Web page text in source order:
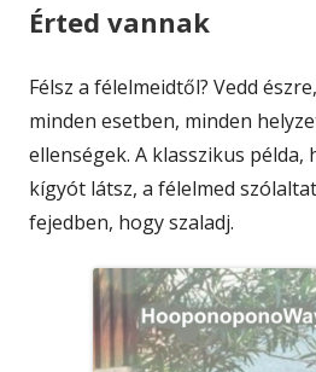
Érted vannak
Félsz a félelmeidtől? Vedd
minden esetben, minden
ellenségek. A klasszikus példa,
kígyót látsz, a félelmed
fejedben, hogy szaladj.